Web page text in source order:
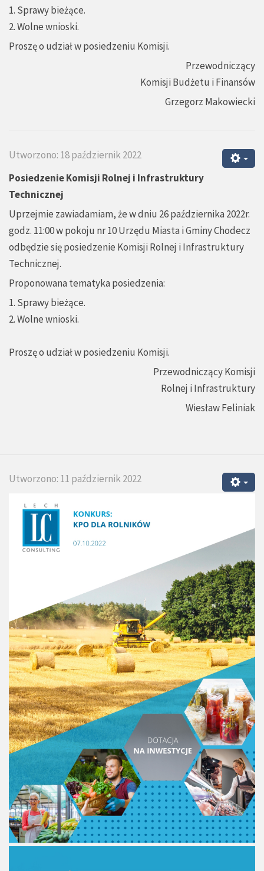
1. Sprawy bieżące.
2. Wolne wnioski.
Proszę o udział w posiedzeniu Komisji.
Przewodniczący
Komisji Budżetu i Finansów
Grzegorz Makowiecki
Utworzono: 18 październik 2022
Posiedzenie Komisji Rolnej i Infrastruktury
Technicznej
Uprzejmie zawiadamiam, że w dniu 26 października 2022r.
godz. 11:00 w pokoju nr 10 Urzędu Miasta i Gminy Chodecz
odbędzie się posiedzenie Komisji Rolnej i Infrastruktury
Technicznej.
Proponowana tematyka posiedzenia:
1. Sprawy bieżące.
2. Wolne wnioski.
Proszę o udział w posiedzeniu Komisji.
Przewodniczący Komisji
Rolnej i Infrastruktury
Wiesław Feliniak
Utworzono: 11 październik 2022